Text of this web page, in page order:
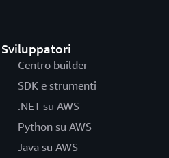
Sviluppatori
Centro builder
SDK e strumenti
.NET su AWS
Python su AWS
Java su AWS